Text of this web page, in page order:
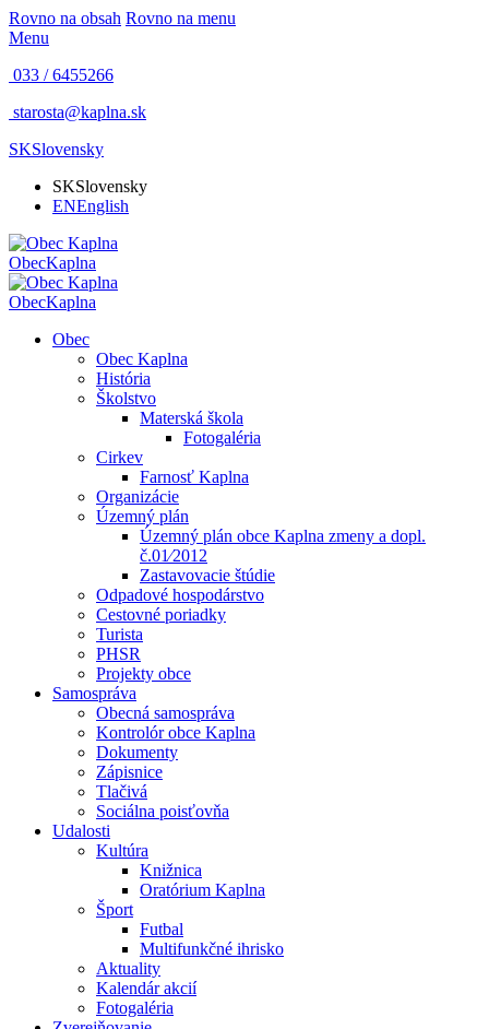
Rovno na obsah Rovno na menu
Menu
033 / 6455266
starosta@kaplna.sk
SKSlovensky
SKSlovensky
ENEnglish
ObecKaplna
ObecKaplna
Obec
Obec Kaplna
História
Školstvo
Materská škola
Fotogaléria
Cirkev
Farnosť Kaplna
Organizácie
Územný plán
Územný plán obce Kaplna zmeny a dopl.
č.01⁄2012
Zastavovacie štúdie
Odpadové hospodárstvo
Cestovné poriadky
Turista
PHSR
Projekty obce
Samospráva
Obecná samospráva
Kontrolór obce Kaplna
Dokumenty
Zápisnice
Tlačivá
Sociálna poisťovňa
Udalosti
Kultúra
Knižnica
Oratórium Kaplna
Šport
Futbal
Multifunkčné ihrisko
Aktuality
Kalendár akcií
Fotogaléria